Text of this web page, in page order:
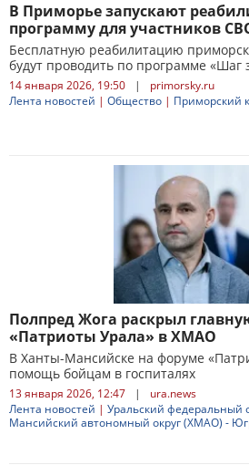
В Приморье запускают
программу для участников
Бесплатную реабилитацию
будут проводить по программе «Шаг
14 января 2026, 19:50 |
primorsky.ru
Лента новостей | Общество | Приморский
Полпред Жога раскрыл
«Патриоты Урала» в ХМАО
В Ханты-Мансийске на форуме
помощь бойцам в госпиталях
13 января 2026, 12:47 |
ura.news
Лента новостей | Уральский федеральный
Мансийский автономный округ (ХМАО) -